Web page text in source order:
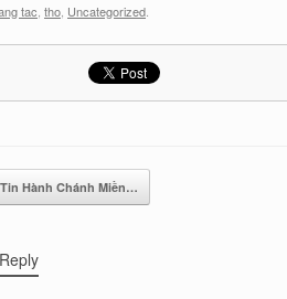
tac tho Uncategorized
Hành Chánh Miền…